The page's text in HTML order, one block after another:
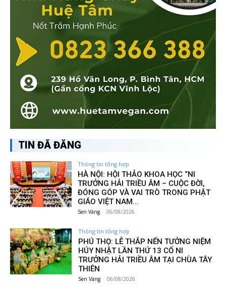
TIN ĐÃ ĐĂNG
Thông tin tổng hợp
HÀ NỘI: HỘI THẢO KHOA HỌC “NI
TRƯỞNG HẢI TRIỀU ÂM – CUỘC ĐỜI,
ĐÓNG GÓP VÀ VAI TRÒ TRONG PHẬT
GIÁO VIỆT NAM...
Sen Vàng - 06/08/2026
Thông tin tổng hợp
PHÚ THỌ: LỄ THẮP NẾN TƯỞNG NIỆM
HÚY NHẬT LẦN THỨ 13 CỐ NI
TRƯỞNG HẢI TRIỀU ÂM TẠI CHÙA TÂY
THIÊN
Sen Vàng - 06/08/2026